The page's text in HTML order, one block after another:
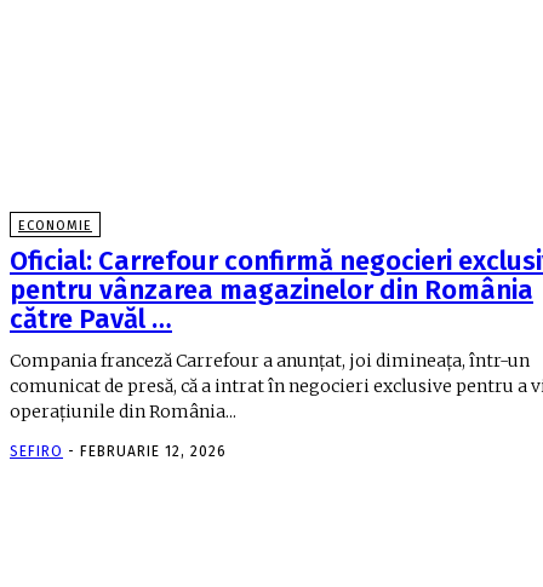
ECONOMIE
Oficial: Carrefour confirmă negocieri
pentru vânzarea magazinelor din România
către Pavăl …
Compania franceză Carrefour a anunțat, joi dimineața, într-un
comunicat de presă, că a intrat în negocieri exclusive pentru a
operațiunile din România...
SEFIRO - FEBRUARIE 12, 2026